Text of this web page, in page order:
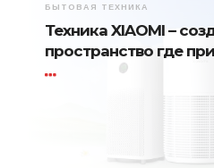
БЫТОВАЯ ТЕХНИКА
Техника XIAOMI –
пространство где